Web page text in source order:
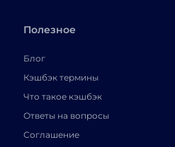
Полезное
Блог
Кэшбэк термины
Что такое кэшбэк
Ответы на вопросы
Соглашение